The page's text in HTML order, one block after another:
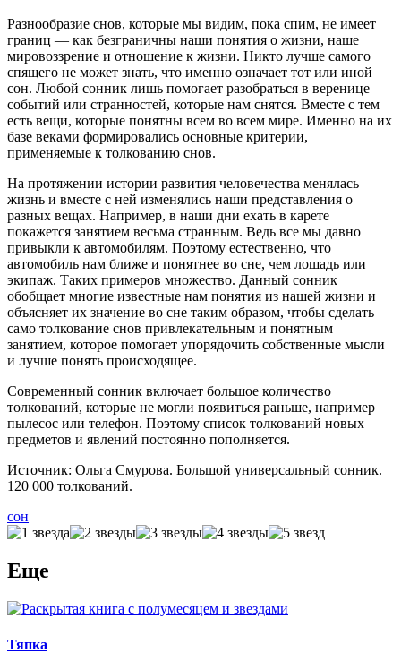
Разнообразие снов, которые мы видим, пока спим, не имеет
границ — как безграничны наши понятия о жизни, наше
мировоззрение и отношение к жизни. Никто лучше самого
спящего не может знать, что именно означает тот или иной
сон. Любой сонник лишь помогает разобраться в веренице
событий или странностей, которые нам снятся. Вместе с тем
есть вещи, которые понятны всем во всем мире. Именно на их
базе веками формировались основные критерии,
применяемые к толкованию снов.
На протяжении истории развития человечества менялась
жизнь и вместе с ней изменялись наши представления о
разных вещах. Например, в наши дни ехать в карете
покажется занятием весьма странным. Ведь все мы давно
привыкли к автомобилям. Поэтому естественно, что
автомобиль нам ближе и понятнее во сне, чем лошадь или
экипаж. Таких примеров множество. Данный сонник
обобщает многие известные нам понятия из нашей жизни и
объясняет их значение во сне таким образом, чтобы сделать
само толкование снов привлекательным и понятным
занятием, которое помогает упорядочить собственные мысли
и лучше понять происходящее.
Современный сонник включает большое количество
толкований, которые не могли появиться раньше, например
пылесос или телефон. Поэтому список толкований новых
предметов и явлений постоянно пополняется.
Источник: Ольга Смурова. Большой универсальный сонник.
120 000 толкований.
сон
Еще
Тяпка